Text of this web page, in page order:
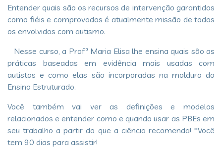
Entender quais são os recursos de intervenção garantidos
como fiéis e comprovados é atualmente missão de todos
os envolvidos com autismo.
Nesse curso, a Profª Maria Elisa lhe ensina quais são as
práticas baseadas em evidência mais usadas com
autistas e como elas são incorporadas na moldura do
Ensino Estruturado.
Você também vai ver as definições e modelos
relacionados e entender como e quando usar as PBEs em
seu trabalho a partir do que a ciência recomenda! *Você
tem 90 dias para assistir!